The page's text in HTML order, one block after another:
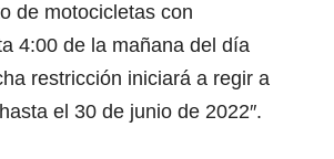
de motocicletas con
4:00 de la mañana del día
restricción iniciará a regir a
el 30 de junio de 2022″.